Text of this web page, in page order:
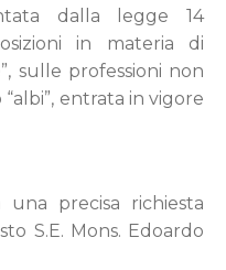
dalla legge 14
in materia di
sulle professioni non
“albi”, entrata in vigore
precisa richiesta
S.E. Mons. Edoardo